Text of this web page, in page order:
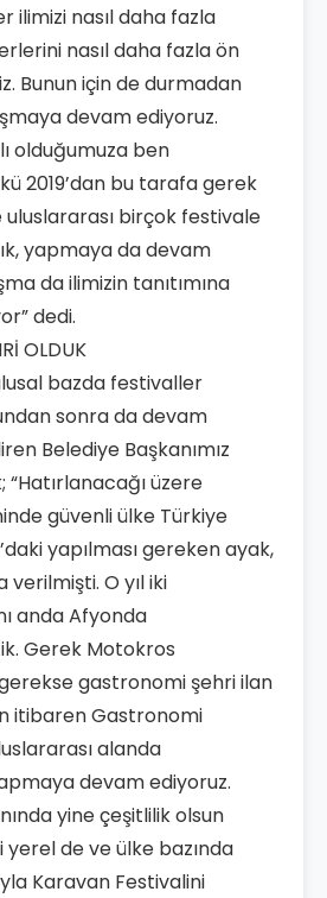
ilimizi nasıl daha fazla
nasıl daha fazla ön
Bunun için de durmadan
devam ediyoruz.
olduğumuza ben
2019’dan bu tarafa gerek
birçok festivale
yapmaya da devam
da ilimizin tanıtımına
dedi.
OLDUK
bazda festivaller
sonra da devam
Belediye Başkanımız
üzere
güvenli ülke Türkiye
yapılması gereken ayak,
verilmişti. O yıl iki
anda Afyonda
Gerek Motokros
gastronomi şehri ilan
itibaren Gastronomi
alanda
devam ediyoruz.
yine çeşitlilik olsun
de ve ülke bazında
Karavan Festivalini